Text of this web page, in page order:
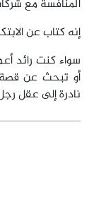
المنافسة مع
إنه كتاب عن
سواء كنت رائد
أو تبحث عن
نادرة إلى عقل